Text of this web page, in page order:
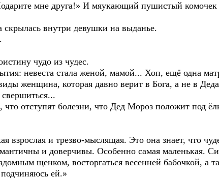
мне друга!» И мяукающий пушистый комочек
внутри девушки на выданье.
чудо из чудес.
невеста стала женой, мамой... Хоп, ещё одна
женщина, которая давно верит в Бога, а не в
отступят болезни, что Дед Мороз положит под
взрослая и трезво-мыслящая. Это она знает, что
и доверчивы. Особенно самая маленькая.
щенком, восторгаться весенней бабочкой, а
ей.»